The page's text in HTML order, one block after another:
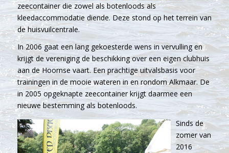
zeecontainer die zowel als botenloods als
kleedaccommodatie diende. Deze stond op het terrein van
de huisvuilcentrale.
In 2006 gaat een lang gekoesterde wens in vervulling en
krijgt de vereniging de beschikking over een eigen clubhuis
aan de Hoornse vaart. Een prachtige uitvalsbasis voor
trainingen in de mooie wateren in en rondom Alkmaar. De
in 2005 opgeknapte zeecontainer krijgt daarmee een
nieuwe bestemming als botenloods.
Sinds de
zomer van
2016